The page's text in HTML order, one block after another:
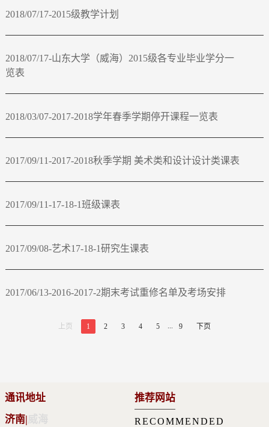
2018/07/17-2015级教学计划
2018/07/17-山东大学（威海）2015级各专业毕业学分一
览表
2018/03/07-2017-2018学年春季学期停开课程一览表
2017/09/11-2017-2018秋季学期 美术类和设计设计类课表
2017/09/11-17-18-1班级课表
2017/09/08-艺术17-18-1研究生课表
2017/06/13-2016-2017-2期末考试重修名单及考场安排
上页 1 2 3 4 5 9 下页
通讯地址
济南|
推荐网站
RECOMMENDED